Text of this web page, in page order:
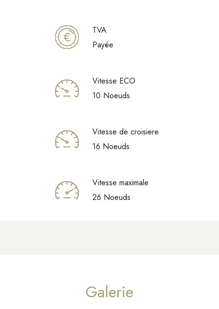
TVA
Payée
Vitesse ECO
10 Noeuds
Vitesse de croisiere
16 Noeuds
Vitesse maximale
26 Noeuds
Galerie